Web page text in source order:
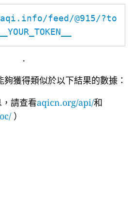
feed/@915/?to
.
獲得類似於以下結果的數據：
，請查看aqicn.org/api/和
）